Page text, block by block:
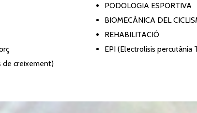
de creixement)
PODOLOGIA ESPORTIVA
BIOMECÀNICA DEL
REHABILITACIÓ
EPI (Electrolisis percutània